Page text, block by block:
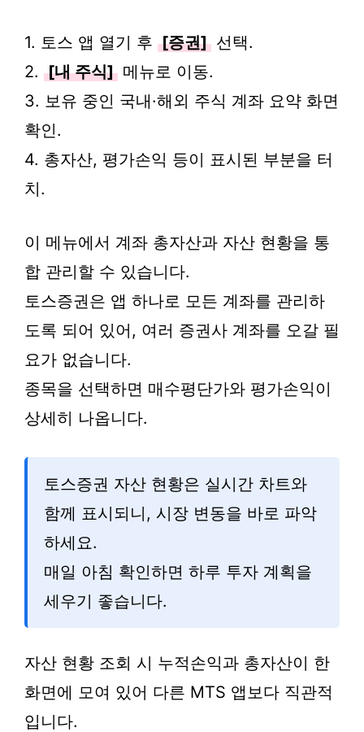
1. 토스 앱 열기 후 [증권] 선택.
2. [내 주식] 메뉴로 이동.
3. 보유 중인 국내·해외 주식 계좌 요약 화면
확인.
4. 총자산, 평가손익 등이 표시된 부분을 터
치.
이 메뉴에서 계좌 총자산과 자산 현황을 통
합 관리할 수 있습니다.
토스증권은 앱 하나로 모든 계좌를 관리하
도록 되어 있어, 여러 증권사 계좌를 오갈 필
요가 없습니다.
종목을 선택하면 매수평단가와 평가손익이
상세히 나옵니다.
토스증권 자산 현황은 실시간 차트와
함께 표시되니, 시장 변동을 바로 파악
하세요.
매일 아침 확인하면 하루 투자 계획을
세우기 좋습니다.
자산 현황 조회 시 누적손익과 총자산이 한
화면에 모여 있어 다른 MTS 앱보다 직관적
입니다.